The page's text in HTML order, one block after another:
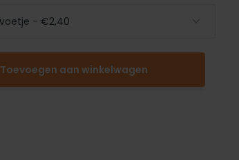
Toevoegen aan winkelwagen